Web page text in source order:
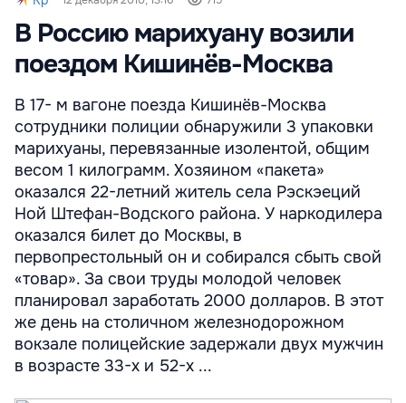
В Россию марихуану возили
поездом Кишинёв-Москва
В 17- м вагоне поезда Кишинёв-Москва
сотрудники полиции обнаружили 3 упаковки
марихуаны, перевязанные изолентой, общим
весом 1 килограмм. Хозяином «пакета»
оказался 22-летний житель села Рэскэеций
Ной Штефан-Водского района. У наркодилера
оказался билет до Москвы, в
первопрестольный он и собирался сбыть свой
«товар». За свои труды молодой человек
планировал заработать 2000 долларов. В этот
же день на столичном железнодорожном
вокзале полицейские задержали двух мужчин
в возрасте 33-х и 52-х ...